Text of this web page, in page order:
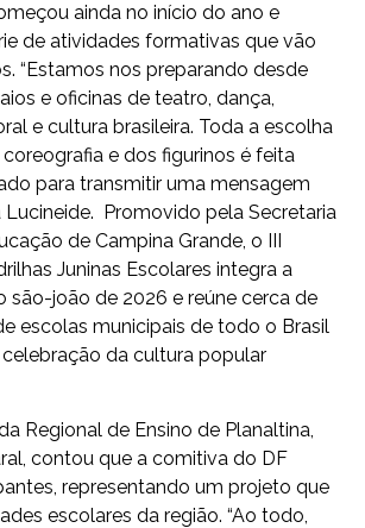
ainda no início do ano e
de atividades formativas que vão
“Estamos nos preparando desde
e oficinas de teatro, dança,
e cultura brasileira. Toda a escolha
e dos figurinos é feita
para transmitir uma mensagem
Lucineide. Promovido pela Secretaria
de Campina Grande, o III
Juninas Escolares integra a
são-joão de 2026 e reúne cerca de
escolas municipais de todo o Brasil
da cultura popular
Regional de Ensino de Planaltina,
contou que a comitiva do DF
representando um projeto que
escolares da região. “Ao todo,